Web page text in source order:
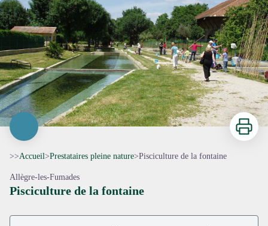
Imprimer
>>Accueil>Prestataires pleine nature>Pisciculture de la fontaine
Allègre-les-Fumades
Pisciculture de la fontaine